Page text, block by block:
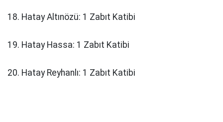
18. Hatay Altınözü: 1 Zabıt Katibi
19. Hatay Hassa: 1 Zabıt Katibi
20. Hatay Reyhanlı: 1 Zabıt Katibi